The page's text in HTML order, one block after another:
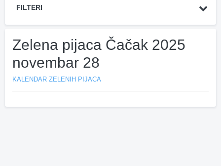
FILTERI
Zelena pijaca Čačak 2025
novembar 28
KALENDAR ZELENIH PIJACA